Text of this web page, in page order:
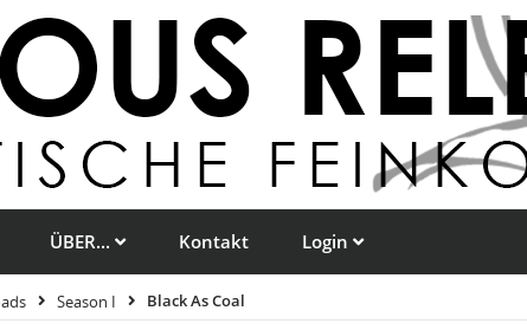
ÜBER... Kontakt Login
Season I Black As Coal